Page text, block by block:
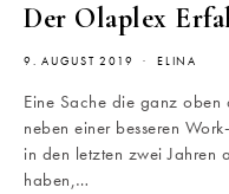
Der Olaplex
9. AUGUST 2019 ELINA
Eine Sache die ganz oben
neben einer besseren
in den letzten zwei Jahren
haben,…